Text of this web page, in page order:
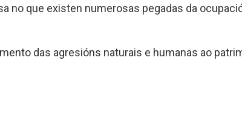
no que existen numerosas pegadas da
das agresións naturais e humanas ao